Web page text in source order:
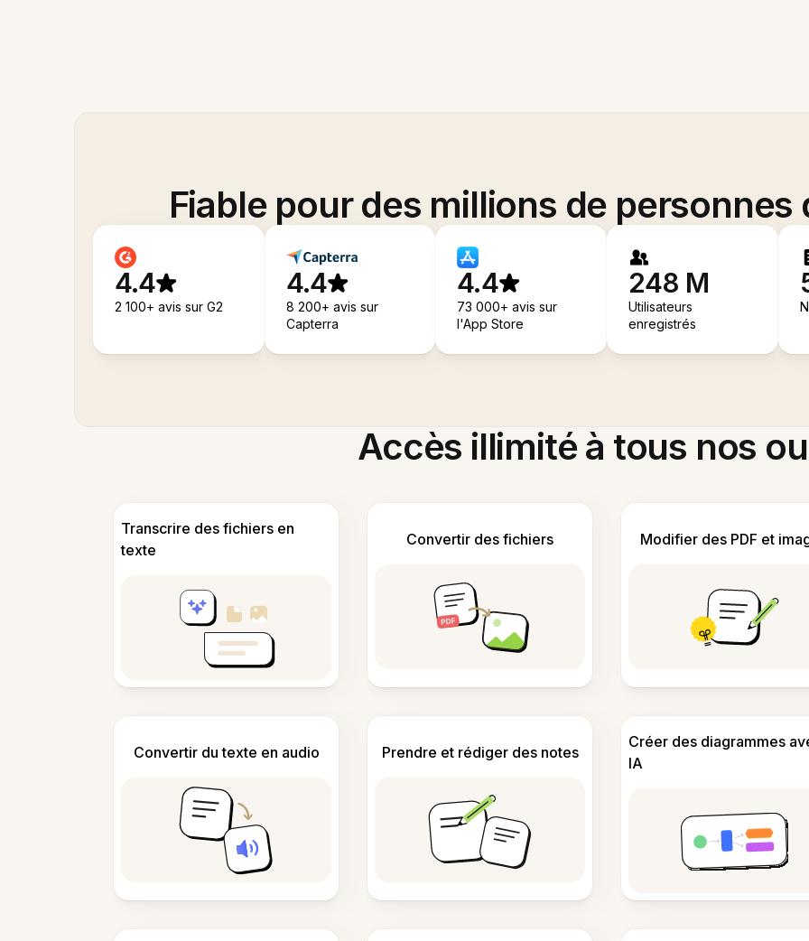
Fiable pour des millions de personnes
4.4
2 100+ avis sur G2
4.4
8 200+ avis sur
Capterra
4.4
73 000+ avis sur
l'App Store
248 M
Utilisateurs
enregistrés
Accès illimité à tous nos
Transcrire des fichiers en
texte
Convertir des fichiers Modifier des PDF et
Convertir du texte en audio Prendre et rédiger des notes
Créer des diagrammes
IA